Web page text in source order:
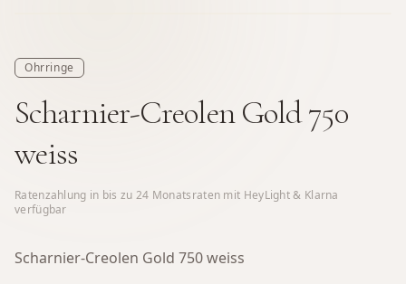
Ohrringe
Scharnier-Creolen Gold 750
weiss
Ratenzahlung in bis zu 24 Monatsraten mit HeyLight & Klarna
verfügbar
Scharnier-Creolen Gold 750 weiss